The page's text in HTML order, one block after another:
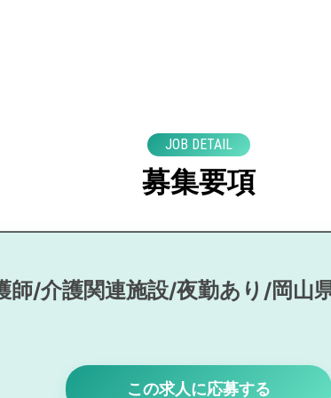
JOB DETAIL
募集要項
師/介護関連施設/夜勤あり/岡山
この求人に応募する